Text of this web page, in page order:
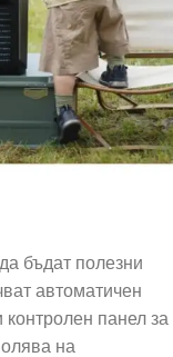
бъдат полезни
автоматичен
контролен панел за
на